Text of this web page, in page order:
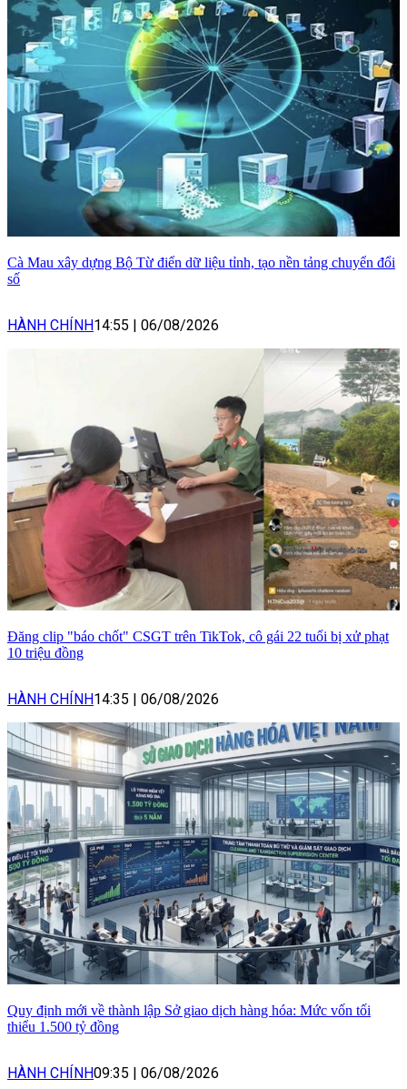
Cà Mau xây dựng Bộ Từ điển dữ liệu tỉnh, tạo nền tảng chuyển đổi
số
HÀNH CHÍNH14:55 06/08/2026
Đăng clip "báo chốt" CSGT trên TikTok, cô gái 22 tuổi bị xử phạt
10 triệu đồng
HÀNH CHÍNH14:35 06/08/2026
Quy định mới về thành lập Sở giao dịch hàng hóa: Mức vốn tối
thiểu 1.500 tỷ đồng
HÀNH CHÍNH09:35 06/08/2026